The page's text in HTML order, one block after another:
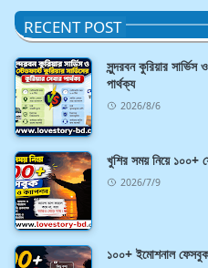
RECENT POST
সুন্দরবন কুরিয়ার সার্ভিস
পার্থক্য
2026/8/6
খুশির সময় নিয়ে ১০০+
2026/7/9
১০০+ ইমোশনাল